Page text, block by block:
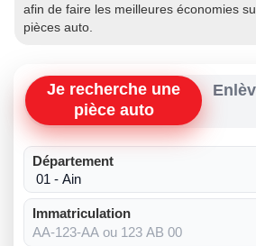
afin de faire les meilleures économies
pièces auto.
Je recherche une
pièce auto
Département
Immatriculation